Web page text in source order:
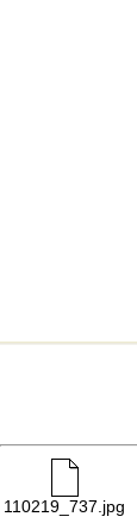
110219_737.jpg